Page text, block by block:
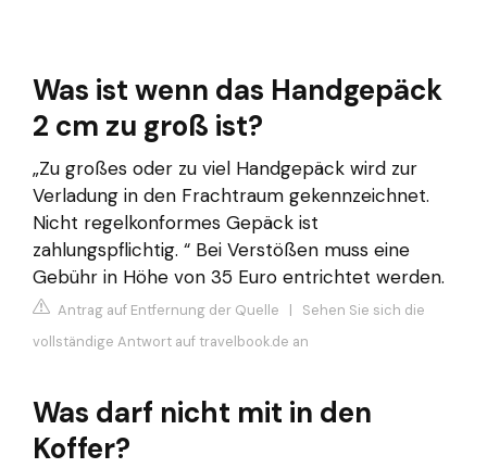
Was ist wenn das Handgepäck
2 cm zu groß ist?
„Zu großes oder zu viel Handgepäck wird zur
Verladung in den Frachtraum gekennzeichnet.
Nicht regelkonformes Gepäck ist
zahlungspflichtig. “ Bei Verstößen muss eine
Gebühr in Höhe von 35 Euro entrichtet werden.
Antrag auf Entfernung der Quelle | Sehen Sie sich die
vollständige Antwort auf travelbook.de an
Was darf nicht mit in den
Koffer?